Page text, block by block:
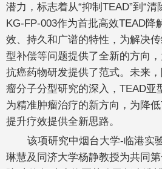
潜力，标志着从“抑制TEAD”到“清
KG-FP-003作为首批高效TEAD降
效、持久和广谱的特性，为解决
型补偿等问题提供了全新的方向
抗癌药物研发提供了范式。未来
瘤分子分型研究的深入，TEAD亚
为精准肿瘤治疗的新方向，为降低
提升疗效提供全新思路。
该项研究中烟台大学-临港实
琳慧及同济大学杨静教授为共同